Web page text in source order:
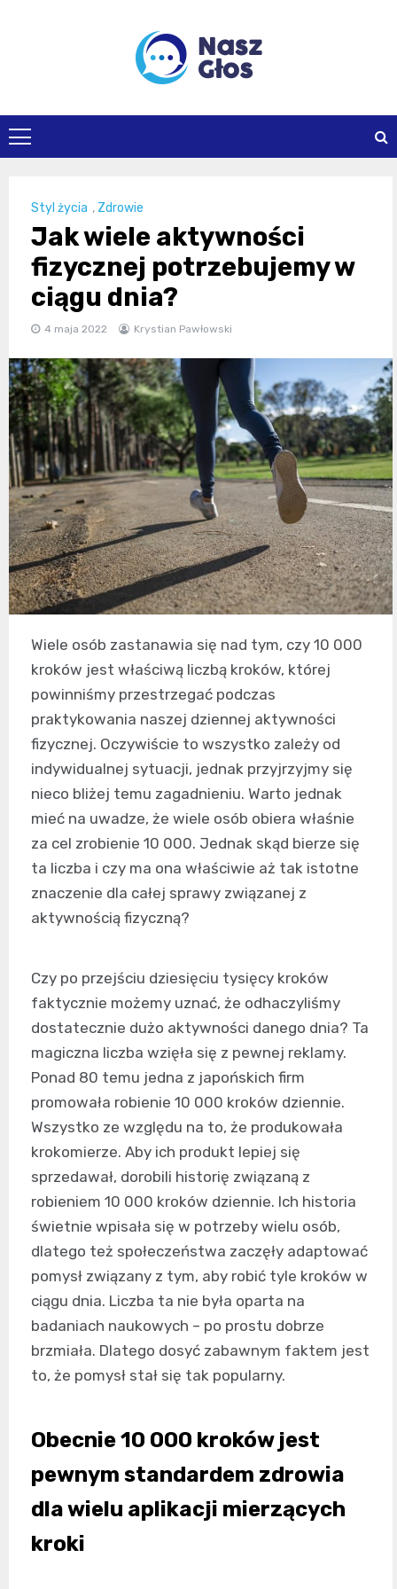
naszglos.pl
Styl życia , Zdrowie
Jak wiele aktywności
fizycznej potrzebujemy w
ciągu dnia?
4 maja 2022 Krystian Pawłowski
Wiele osób zastanawia się nad tym, czy 10 000
kroków jest właściwą liczbą kroków, której
powinniśmy przestrzegać podczas
praktykowania naszej dziennej aktywności
fizycznej. Oczywiście to wszystko zależy od
indywidualnej sytuacji, jednak przyjrzyjmy się
nieco bliżej temu zagadnieniu. Warto jednak
mieć na uwadze, że wiele osób obiera właśnie
za cel zrobienie 10 000. Jednak skąd bierze się
ta liczba i czy ma ona właściwie aż tak istotne
znaczenie dla całej sprawy związanej z
aktywnością fizyczną?
Czy po przejściu dziesięciu tysięcy kroków
faktycznie możemy uznać, że odhaczyliśmy
dostatecznie dużo aktywności danego dnia? Ta
magiczna liczba wzięła się z pewnej reklamy.
Ponad 80 temu jedna z japońskich firm
promowała robienie 10 000 kroków dziennie.
Wszystko ze względu na to, że produkowała
krokomierze. Aby ich produkt lepiej się
sprzedawał, dorobili historię związaną z
robieniem 10 000 kroków dziennie. Ich historia
świetnie wpisała się w potrzeby wielu osób,
dlatego też społeczeństwa zaczęły adaptować
pomysł związany z tym, aby robić tyle kroków w
ciągu dnia. Liczba ta nie była oparta na
badaniach naukowych – po prostu dobrze
brzmiała. Dlatego dosyć zabawnym faktem jest
to, że pomysł stał się tak popularny.
Obecnie 10 000 kroków jest
pewnym standardem zdrowia
dla wielu aplikacji mierzących
kroki